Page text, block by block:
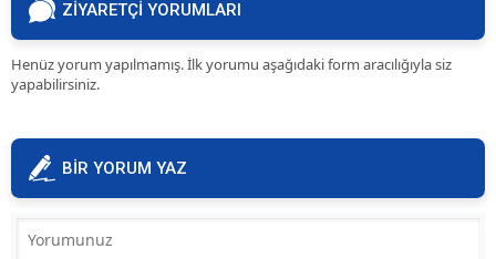
ZİYARETÇİ YORUMLARI
Henüz yorum yapılmamış. İlk yorumu aşağıdaki form aracılığıyla siz
yapabilirsiniz.
BİR YORUM YAZ